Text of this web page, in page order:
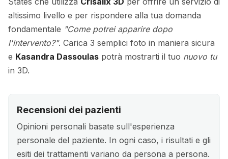
altissimo livello e per rispondere alla tua domanda
fondamentale "Come potrei apparire dopo
l'intervento?". Carica 3 semplici foto in maniera sicura
e Kasandra Dassoulas potrà mostrarti il tuo nuovo tu
in 3D.
Recensioni dei pazienti
Opinioni personali basate sull'esperienza
personale del paziente. In ogni caso, i risultati e gli
esiti dei trattamenti variano da persona a persona.